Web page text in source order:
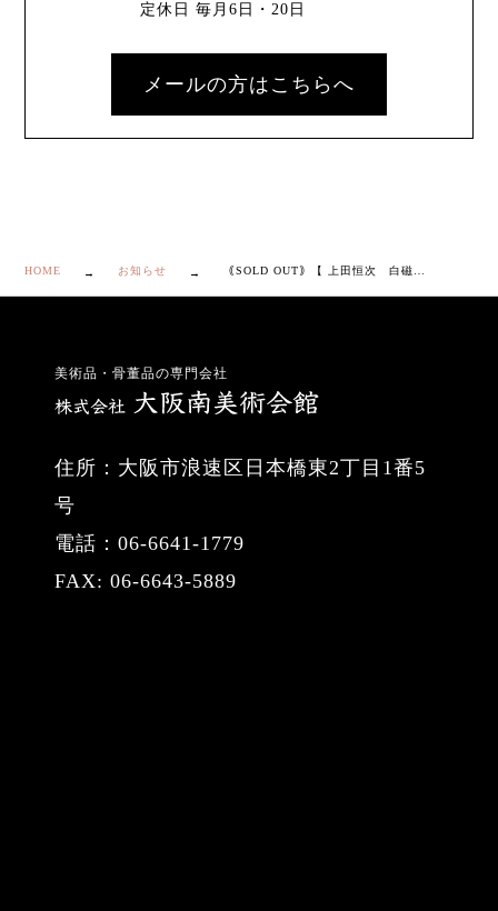
定休日 毎月6日・20日
メールの方はこちらへ
HOME お知らせ
美術品・骨董品の専門会社
住所：大阪市浪速区日本橋東2丁目1番5
号
電話：06-6641-1779
FAX: 06-6643-5889